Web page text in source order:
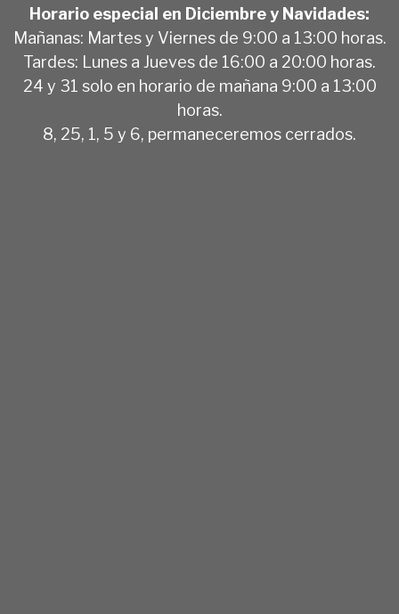
Horario especial en Diciembre y Navidades:
Mañanas: Martes y Viernes de 9:00 a 13:00 horas.
Tardes: Lunes a Jueves de 16:00 a 20:00 horas.
24 y 31 solo en horario de mañana 9:00 a 13:00
horas.
8, 25, 1, 5 y 6, permaneceremos cerrados.